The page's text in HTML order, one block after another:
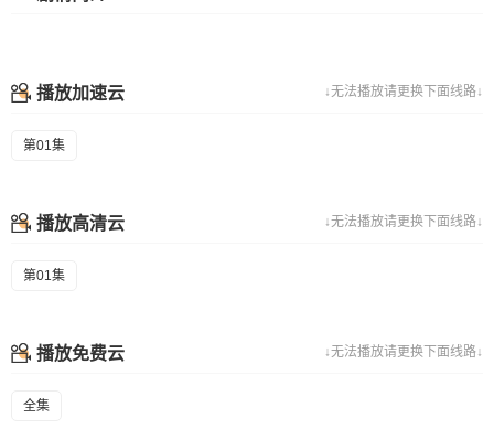
↓无法播放请更换下面线路↓
播放加速云
第01集
↓无法播放请更换下面线路↓
播放高清云
第01集
↓无法播放请更换下面线路↓
播放免费云
全集